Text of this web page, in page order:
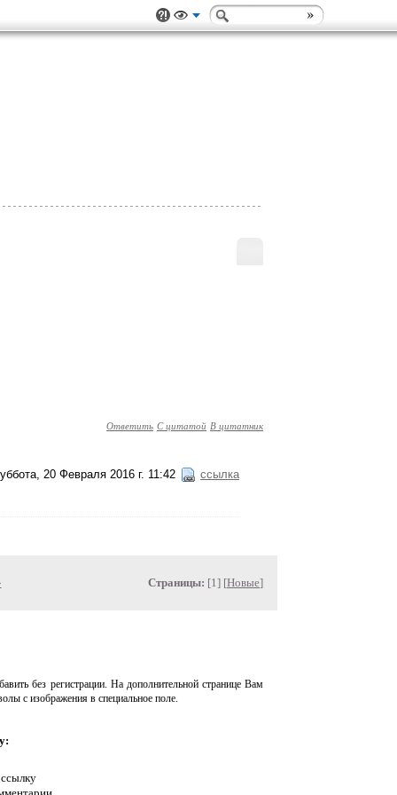
Ответить С цитатой В цитатник
20 Февраля 2016 г. 11:42 ссылка
Страницы: [1] [Новые]
без регистрации. На дополнительной странице Вам
с изображения в специальное поле.